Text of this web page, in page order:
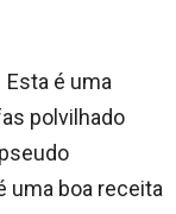
Esta é uma
polvilhado
uma boa receita